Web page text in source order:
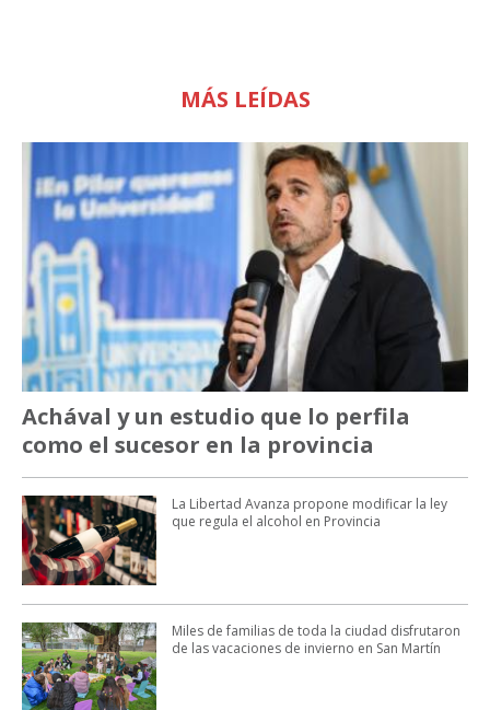
MÁS LEÍDAS
Achával y un estudio que lo perfila
como el sucesor en la provincia
La Libertad Avanza propone modificar la ley
que regula el alcohol en Provincia
Miles de familias de toda la ciudad disfrutaron
de las vacaciones de invierno en San Martín